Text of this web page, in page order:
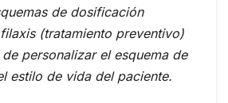
de dosificación
(tratamiento preventivo)
personalizar el esquema de
estilo de vida del paciente.